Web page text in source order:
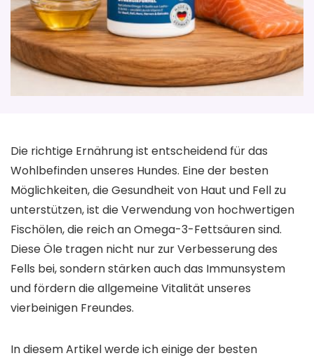
Die richtige Ernährung ist entscheidend für das
Wohlbefinden unseres Hundes. Eine der besten
Möglichkeiten, die Gesundheit von Haut und Fell zu
unterstützen, ist die Verwendung von hochwertigen
Fischölen, die reich an Omega-3-Fettsäuren sind.
Diese Öle tragen nicht nur zur Verbesserung des
Fells bei, sondern stärken auch das Immunsystem
und fördern die allgemeine Vitalität unseres
vierbeinigen Freundes.
In diesem Artikel werde ich einige der besten